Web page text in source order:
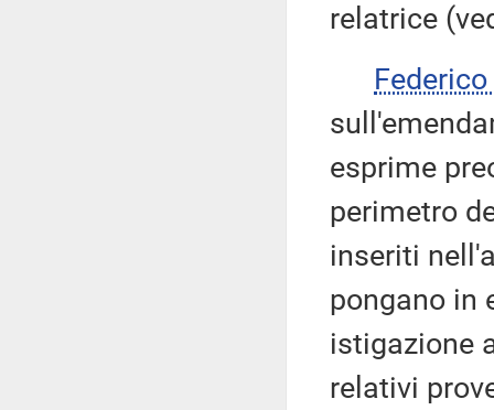
relatrice
esprime
perimetro
inseriti
pongano in
istigazione
relativi